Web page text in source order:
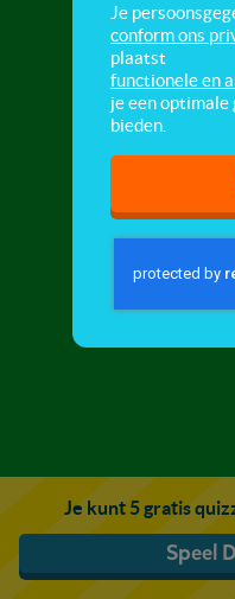
Je kunt 5 gratis
Speel
Je
conform ons
plaatst
functionele en
je een
bieden.